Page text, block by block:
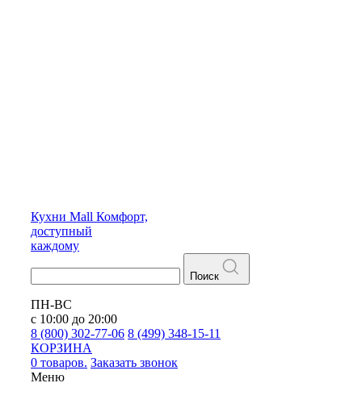
Кухни Mall Комфорт,
доступный
каждому
Поиск
ПН-ВС
с 10:00 до 20:00
8 (800) 302-77-06 8 (499) 348-15-11
КОРЗИНА
0 товаров. Заказать звонок
Меню